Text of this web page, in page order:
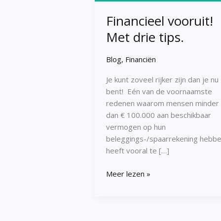
Financieel vooruit!
Met drie tips.
Blog, Financiën
Je kunt zoveel rijker zijn dan je nu
bent! Eén van de voornaamste
redenen waarom mensen minder
dan € 100.000 aan beschikbaar
vermogen op hun
beleggings-/spaarrekening
heeft vooral te […]
Meer lezen »